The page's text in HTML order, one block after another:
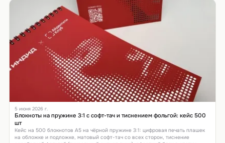
5 июня 2026 г.
Блокноты на пружине 3:1 с софт-тач и тиснением фольгой: кейс 500
шт
Кейс на 500 блокнотов А5 на чёрной пружине 3:1: цифровая печать плашек
на обложке и подложке, матовый софт-тач со всех сторон, тиснение